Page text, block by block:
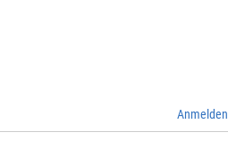
Anmelden